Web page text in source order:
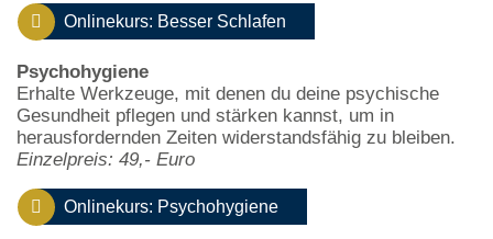
Onlinekurs: Besser Schlafen
Psychohygiene
Erhalte Werkzeuge, mit denen du deine psychische
Gesundheit pflegen und stärken kannst, um in
herausfordernden Zeiten widerstandsfähig zu bleiben.
Einzelpreis: 49,- Euro
Onlinekurs: Psychohygiene